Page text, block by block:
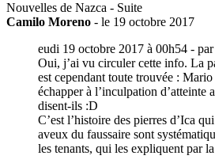
Nouvelles de Nazca - Suite
Camilo Moreno - le 19 octobre 2017
eudi 19 octobre 2017 à 00h54 -
Oui, j’ai vu circuler cette info. La
est cependant toute trouvée :
échapper à l’inculpation d’atteinte
disent-ils :D
C’est l’histoire des pierres d’Ica
aveux du faussaire sont
les tenants, qui les expliquent par